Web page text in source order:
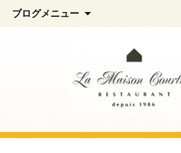
La Maison Courtine
阿佐ヶ谷、荻窪のフレン
「La Maison Courtine（ラ
ブログメニュー
へ
移